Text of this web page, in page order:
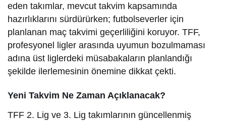
eden takımlar, mevcut takvim kapsamında
hazırlıklarını sürdürürken; futbolseverler için
planlanan maç takvimi geçerliliğini koruyor. TFF,
profesyonel ligler arasında uyumun bozulmaması
adına üst liglerdeki müsabakaların planlandığı
şekilde ilerlemesinin önemine dikkat çekti.
Yeni Takvim Ne Zaman Açıklanacak?
TFF 2. Lig ve 3. Lig takımlarının güncellenmiş